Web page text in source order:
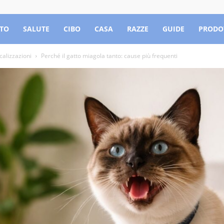
SALUTE CIBO CASA RAZZE GUIDE
Perché il gatto miagola tanto: cause più frequenti